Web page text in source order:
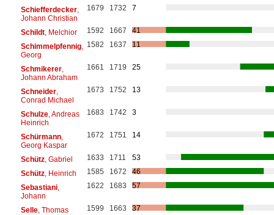
Schiefferdecker,
Johann Christian
1679 1732 7
Schildt, Melchior 1592 1667
41
Schimmelpfennig,
Georg
1582 1637 11
Schmikerer,
Johann Abraham
1661 1719 25
Schneider,
Conrad Michael
1673 1752 13
Schulze, Andreas
Heinrich
1683 1742 3
Schürmann,
Georg Kaspar
1672 1751 14
Schütz, Gabriel 1633 1711
53
Schütz, Heinrich 1585 1672
46
Sebastiani,
Johann
1622 1683 57
Selle, Thomas 1599 1663
37